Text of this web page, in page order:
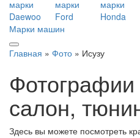
Марки машин
Главная » Фото » Исузу
Фотографии
салон,
Здесь вы можете посмотреть